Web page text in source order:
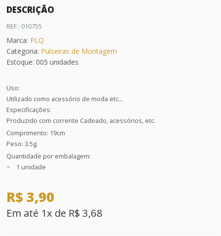
DESCRIÇÃO
REF.: 010755
Marca: PLQ
Categoria: Pulseiras de Montagem
Estoque: 005 unidades
Uso:
Utilizado como acessório de moda etc...
Especificações:
Produzido com corrente Cadeado, acessórios, etc.
Comprimento: 19cm
Peso: 3.5g.
Quantidade por embalagem:
~ 1 unidade
R$ 3,90
Em até 1x de R$ 3,68